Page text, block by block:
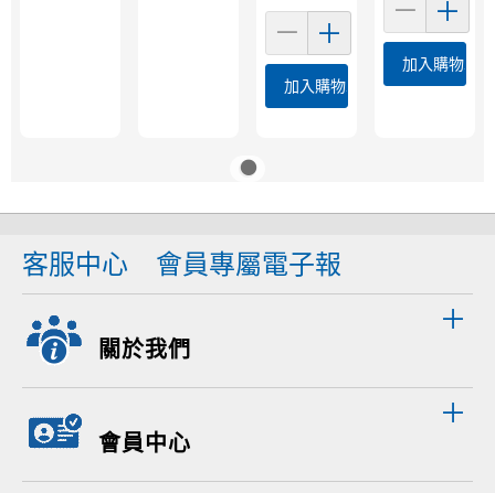
加入購物車
加入購物車
客服中心 會員專屬電子報
關於我們
會員中心